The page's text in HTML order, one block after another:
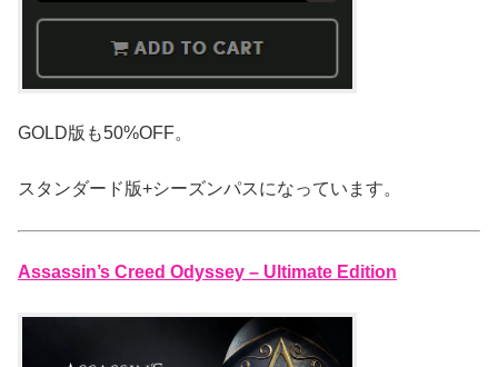
GOLD版も50%OFF。
スタンダード版+シーズンパスになっています。
Assassin’s Creed Odyssey – Ultimate Edition